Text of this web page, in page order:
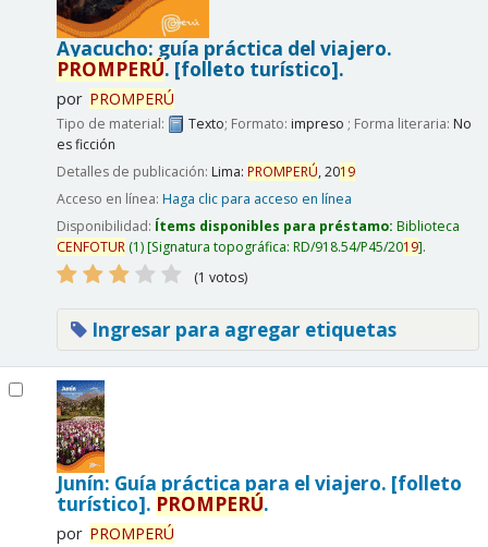
Ayacucho: guía práctica del viajero.
PROMPERÚ. [folleto turístico].
por PROMPERÚ
Tipo de material: Texto; Formato: impreso ; Forma literaria: No
es ficción
Detalles de publicación: Lima: PROMPERÚ,2019
Acceso en línea: Haga clic para acceso en línea
Disponibilidad: Ítems disponibles para préstamo: Biblioteca
CENFOTUR(1) Signatura topográfica: RD/918.54/P45/2019 .
(1 votos)
Ingresar para agregar etiquetas
Junín: Guía práctica para el viajero. [folleto
turístico]. PROMPERÚ.
por PROMPERÚ